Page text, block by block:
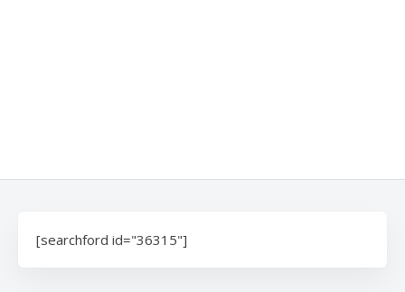
[searchford id="36315"]